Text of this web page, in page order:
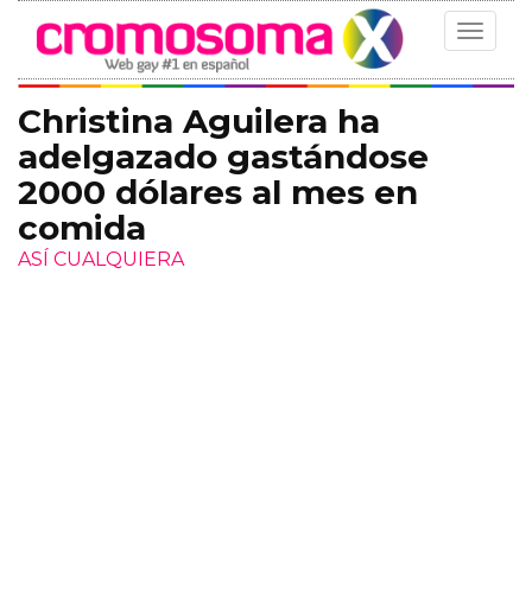
Toggle
Christina Aguilera ha
adelgazado gastándose
2000 dólares al mes en
comida
ASÍ CUALQUIERA